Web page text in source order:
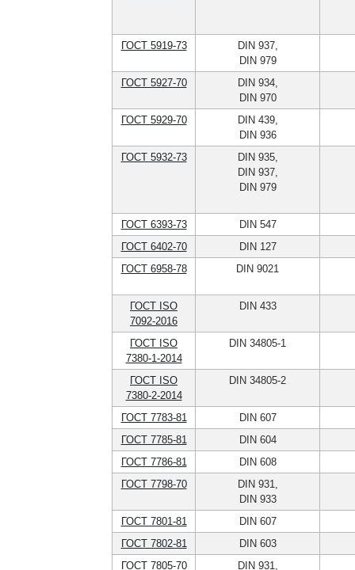
ГОСТ 5919-73
DIN 937,
DIN 979
ГОСТ 5927-70
DIN 934,
DIN 970
ГОСТ 5929-70
DIN 439,
DIN 936
ГОСТ 5932-73
DIN 935,
DIN 937,
DIN 979
ГОСТ 6393-73
DIN 547
ГОСТ 6402-70
DIN 127
ГОСТ 6958-78
DIN 9021
ГОСТ ISO
7092-2016
DIN 433
ГОСТ ISO
7380-1-2014
DIN 34805-1
ГОСТ ISO
7380-2-2014
DIN 34805-2
ГОСТ 7783-81
DIN 607
ГОСТ 7785-81
DIN 604
ГОСТ 7786-81
DIN 608
ГОСТ 7798-70
DIN 931,
DIN 933
ГОСТ 7801-81
DIN 607
ГОСТ 7802-81
DIN 603
ГОСТ 7805-70
DIN 931,